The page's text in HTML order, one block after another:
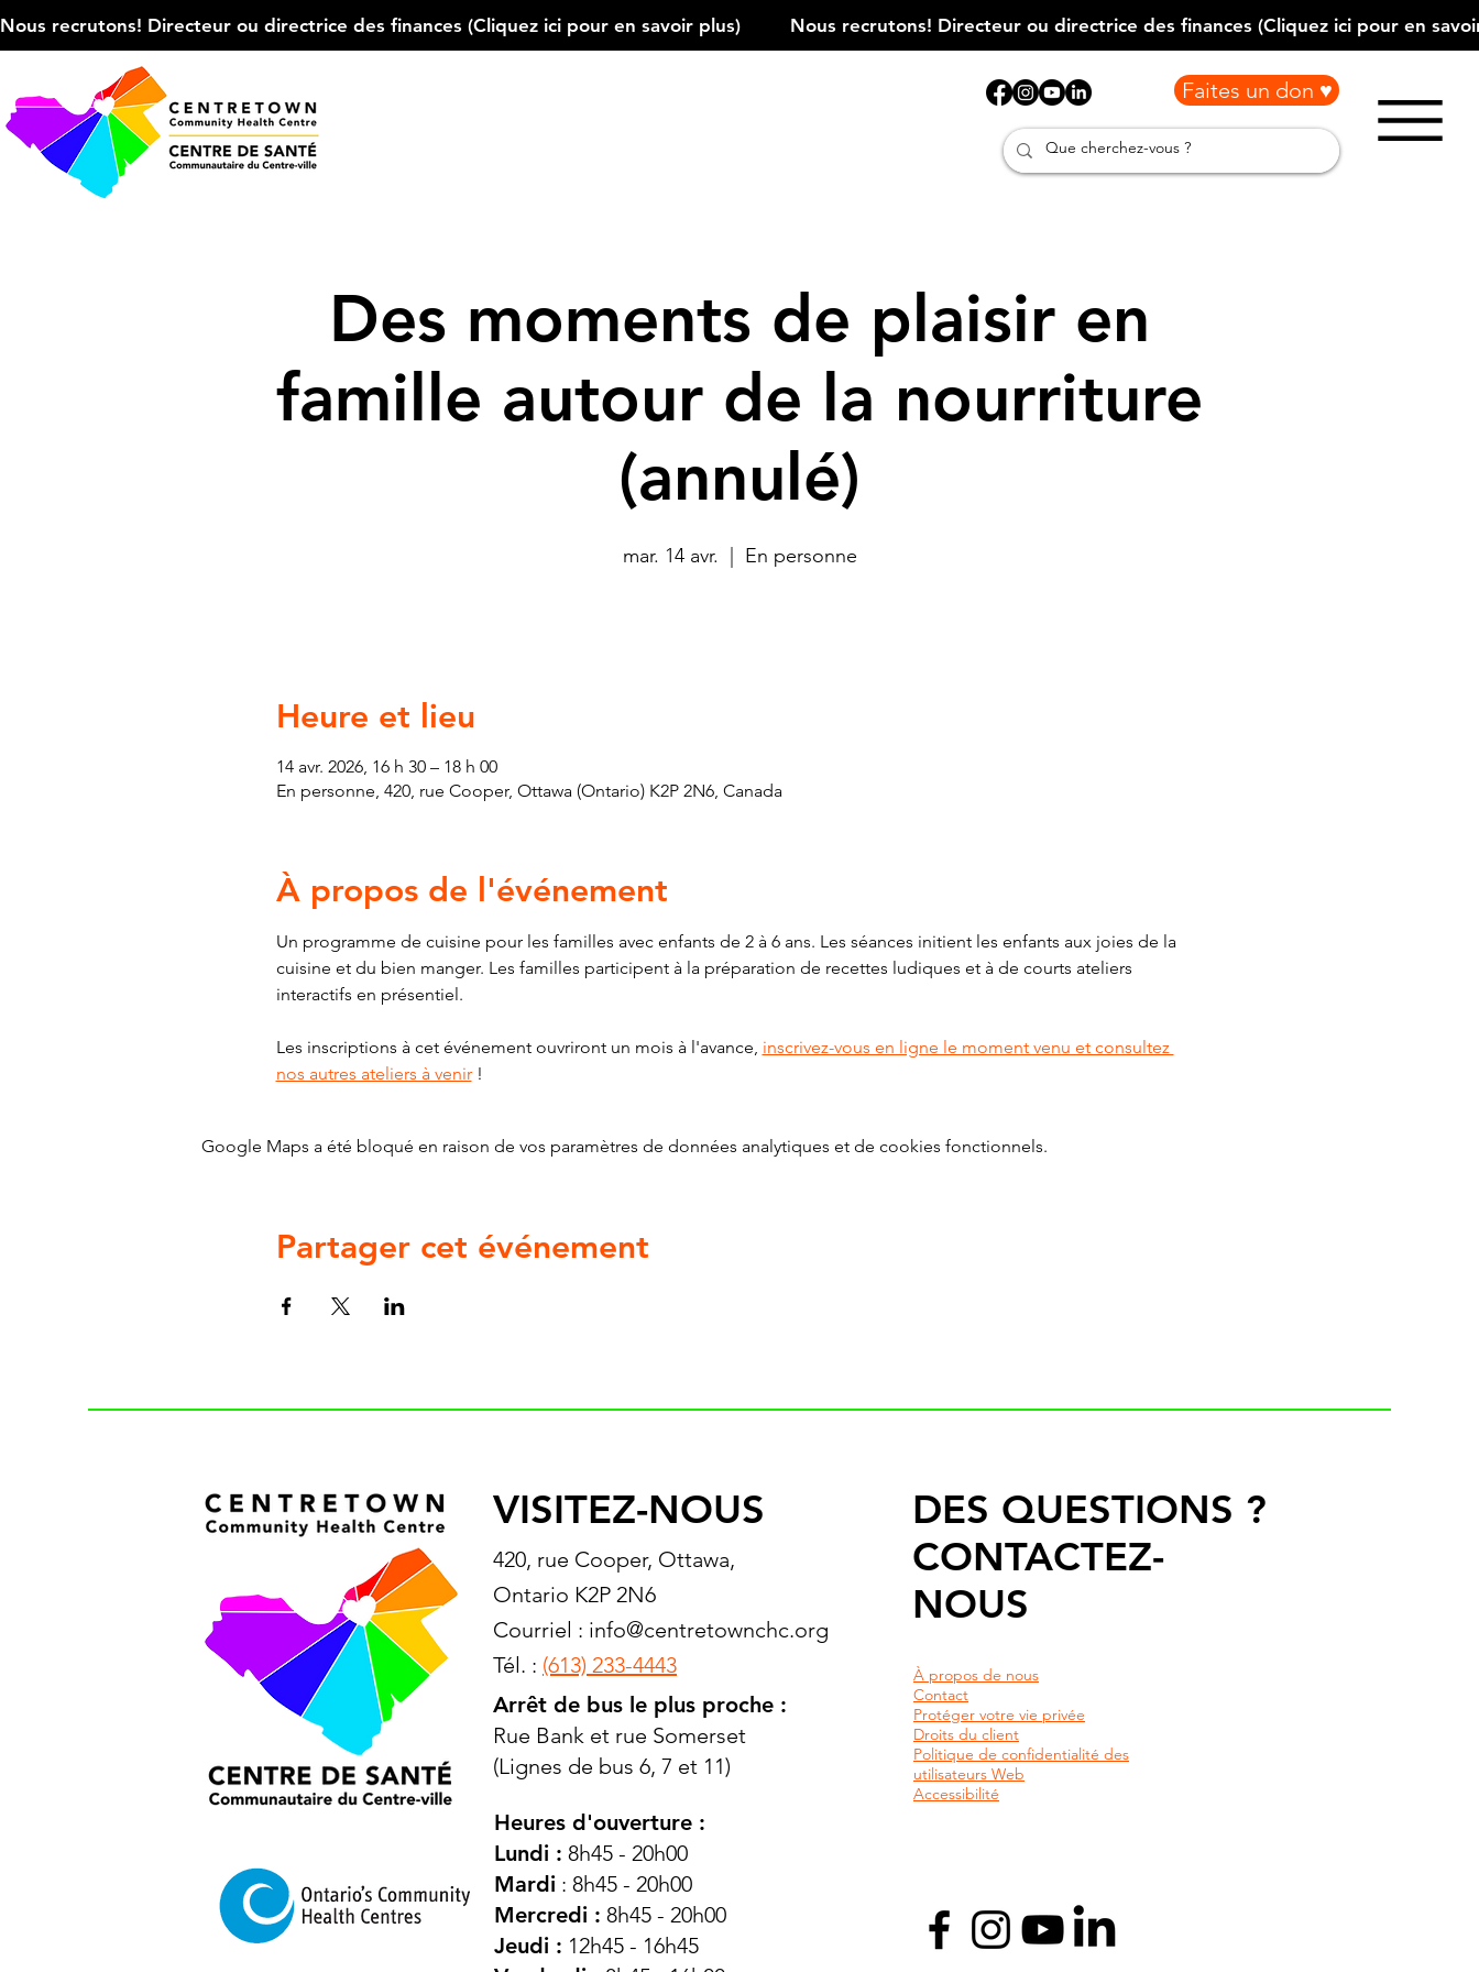
Nous recrutons! Directeur ou directrice des finances (Cliquez ici pour en savoir plus)
Faites un don ♥
Des moments de plaisir en
famille autour de la nourriture
(annulé)
mar. 14 avr. En personne
Heure et lieu
14 avr. 2026, 16 h 30 – 18 h 00
En personne, 420, rue Cooper, Ottawa (Ontario) K2P 2N6, Canada
À propos de l'événement
Un programme de cuisine pour les familles avec enfants de 2 à 6 ans. Les séances initient les enfants aux joies de la
cuisine et du bien manger. Les familles participent à la préparation de recettes ludiques et à de courts ateliers
interactifs en présentiel.
Les inscriptions à cet événement ouvriront un mois à l'avance, inscrivez-vous en ligne le moment venu et consultez
nos autres ateliers à venir !
Google Maps a été bloqué en raison de vos paramètres de données analytiques et de cookies fonctionnels.
Partager cet événement
VISITEZ-NOUS
420, rue Cooper, Ottawa,
Ontario K2P 2N6
Courriel : info@centretownchc.org
Tél. : (613) 233-4443
Arrêt de bus le plus proche :
Rue Bank et rue Somerset
(Lignes de bus 6, 7 et 11)
Heures d'ouverture :
Lundi : 8h45 - 20h00
Mardi : 8h45 - 20h00
Mercredi : 8h45 - 20h00
Jeudi : 12h45 - 16h45
DES QUESTIONS ?
CONTACTEZ-
NOUS
À propos de nous
Contact
Protéger votre vie privée
Droits du client
Politique de confidentialité des
utilisateurs Web
Accessibilité